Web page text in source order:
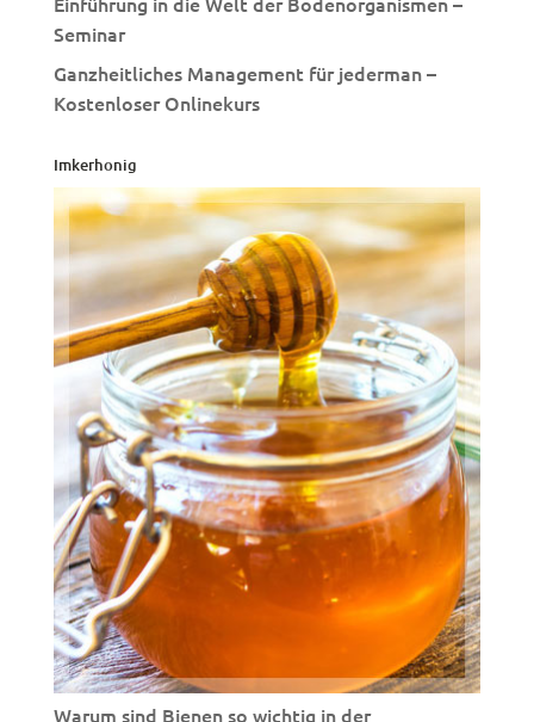
Seminar
Ganzheitliches Management für jederman –
Kostenloser Onlinekurs
Imkerhonig
Warum sind Bienen so wichtig in der